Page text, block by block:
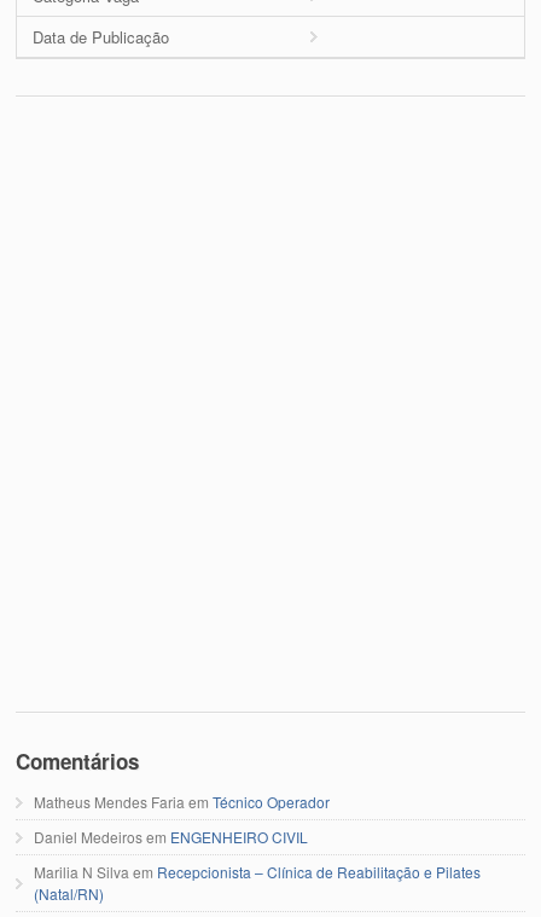
Data de Publicação
Comentários
Matheus Mendes Faria emTécnico Operador
Daniel Medeirosem ENGENHEIRO CIVIL
Marilia N Silva em Recepcionista – Clínica de Reabilitação e Pilates
(Natal/RN)